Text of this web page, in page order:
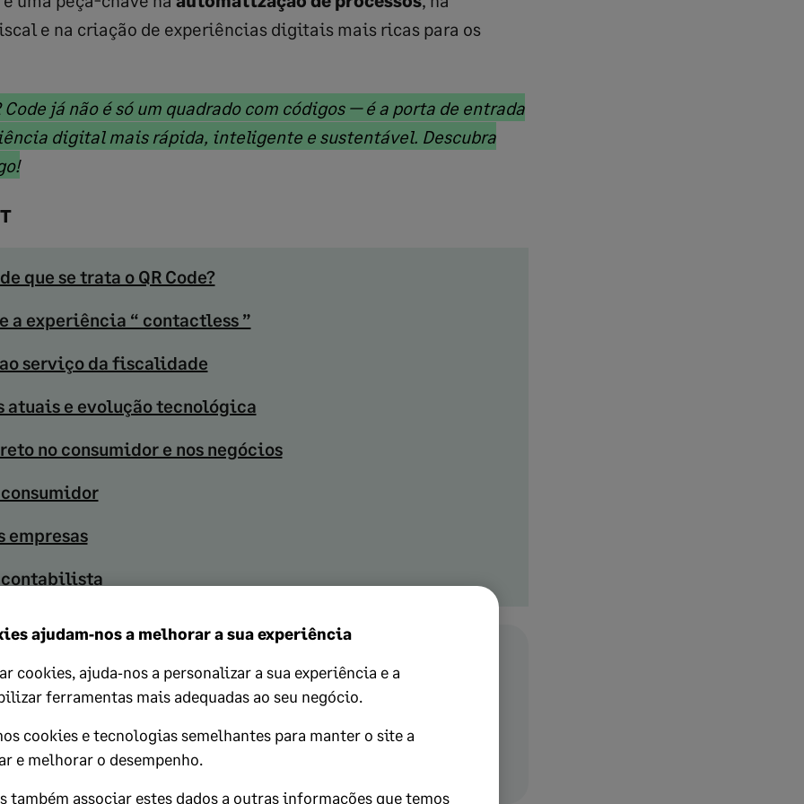
e na criação de experiências digitais mais ricas para os
Code já não é só um quadrado com códigos — é a porta de entrada
digital mais rápida, inteligente e sustentável. Descubra
Fim
que se trata o QR Code?
e a experiência “ contactless ”
ao serviço da fiscalidade
atuais e evolução tecnológica
no consumidor e nos negócios
consumidor
empresas
contabilista
50cloud Faturação , simplifique a gestão do
desde a faturação à contabilidade, com
cloud e ligação ao Microsoft 365 para maior
produtividade.
ajudam‑nos a melhorar a sua experiência
cookies, ajuda‑nos a personalizar a sua experiência e a
ferramentas mais adequadas ao seu negócio.
cookies e tecnologias semelhantes para manter o site a
e melhorar o desempenho.
também associar estes dados a outras informações que temos